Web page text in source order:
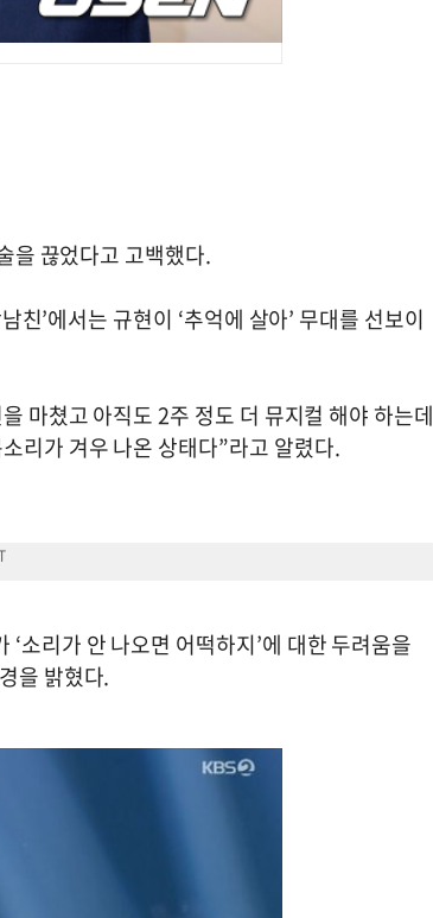
을 끊었다고 고백했다.
’에서는 규현이 ‘추억에 살아’ 무대를 선보이
마쳤고 아직도 2주 정도 더 뮤지컬 해야 하는데
리가 겨우 나온 상태다”라고 알렸다.
소리가 안 나오면 어떡하지’에 대한 두려움을
을 밝혔다.